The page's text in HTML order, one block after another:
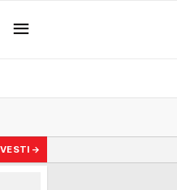
jedne srpske opštine
→